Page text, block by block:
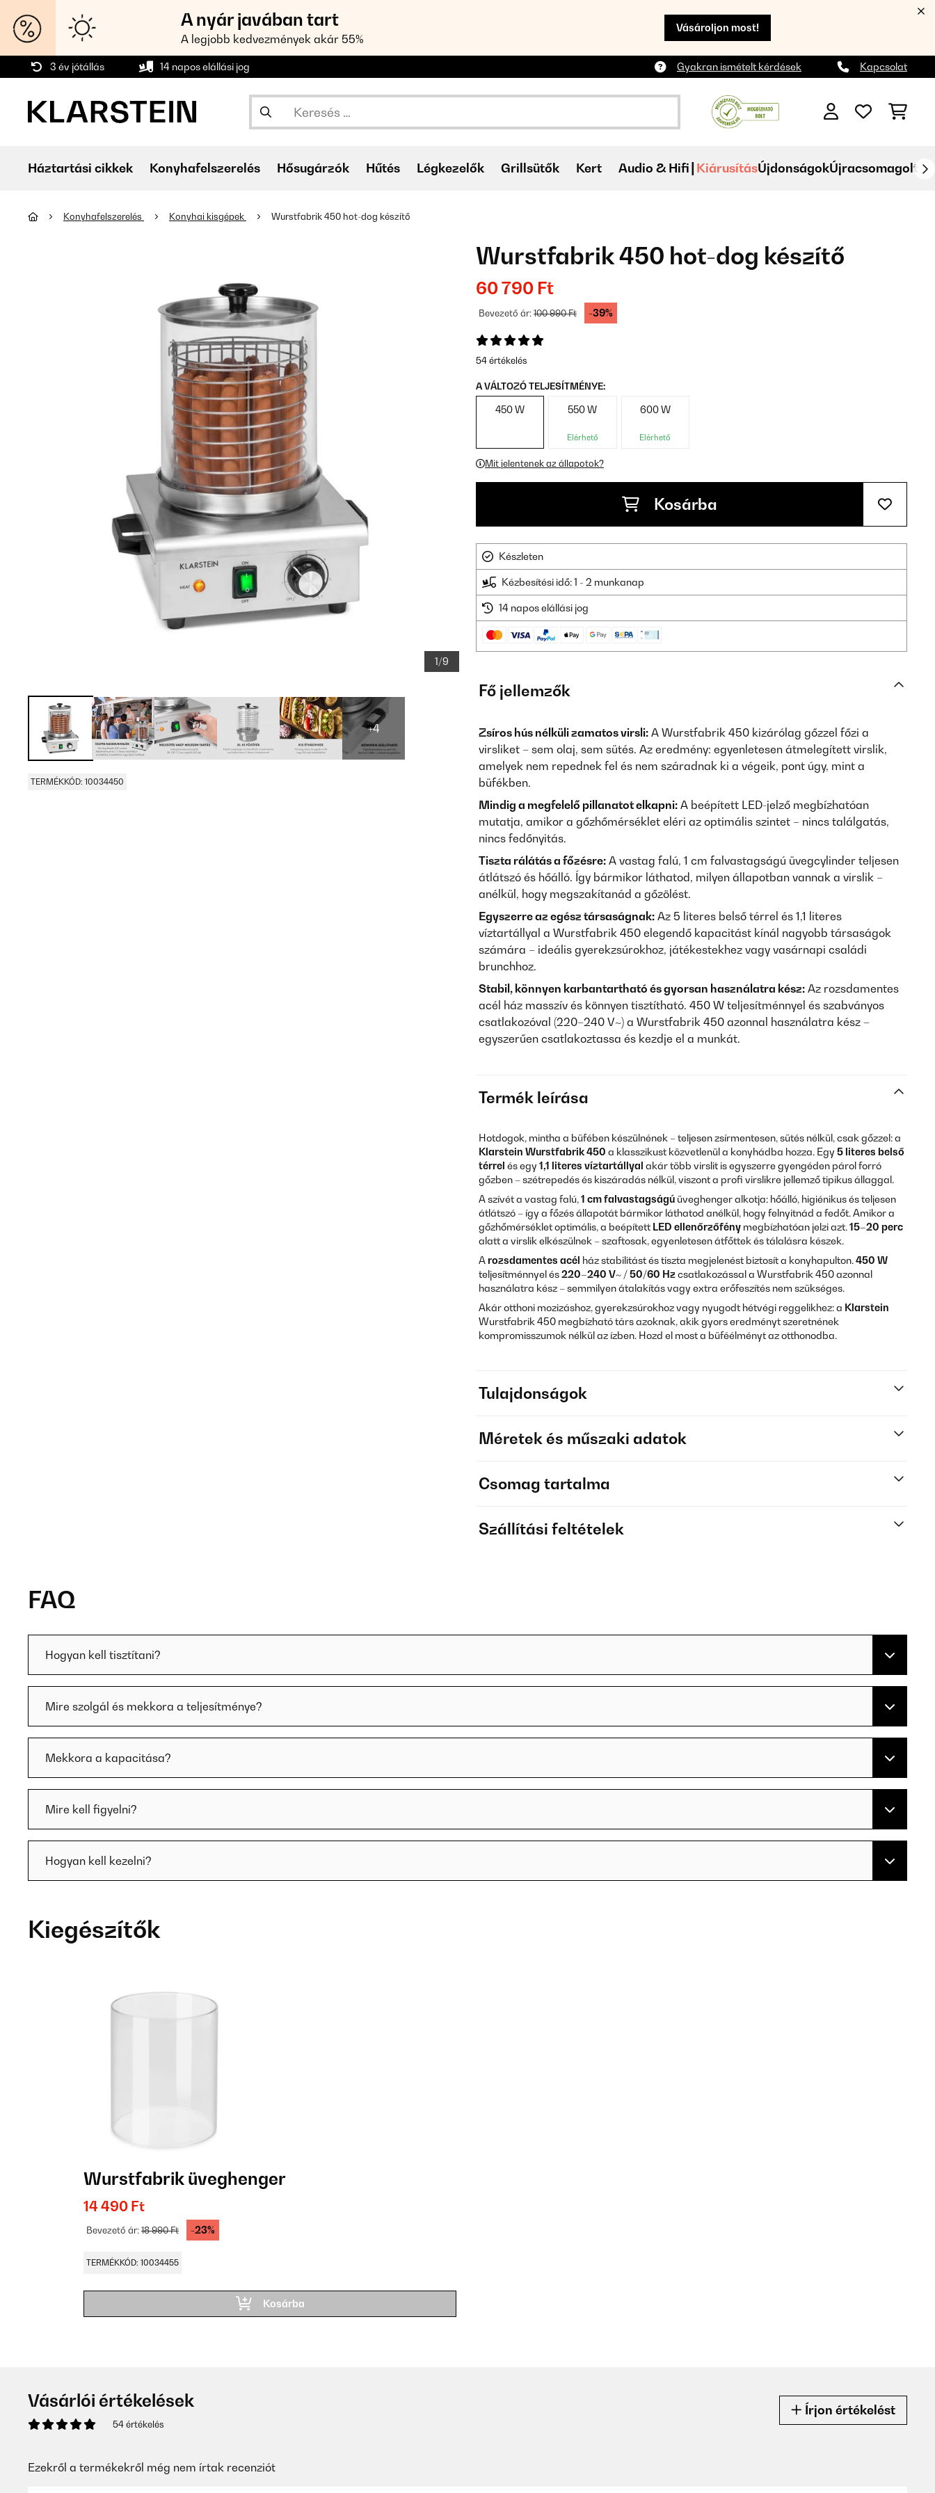
A nyár javában tart
A legjobb kedvezmények akár 55%
Vásároljon most!
3 év jótállás 14 napos elállási jog Gyakran ismételt kérdések Kapcsolat
Háztartási cikkek Konyhafelszerelés Hősugárzók Hűtés Légkezelők Grillsütők Kert Audio & Hifi KiárusításÚjdonságokÚjracsomagolt
Konyhafelszerelés Konyhai kisgépek Wurstfabrik 450 hot-dog készítő
1/9
+4
TERMÉKKÓD: 10034450
Wurstfabrik 450 hot-dog készítő
60 790 Ft
Bevezető ár:100 990 Ft -39%
54 értékelés
A VÁLTOZÓ TELJESÍTMÉNYE:
450 W 550 W
Elérhető
600 W
Elérhető
Mit jelentenek az állapotok?
Kosárba
Készleten
Kézbesítési idő: 1 - 2 munkanap
14 napos elállási jog
Fő jellemzők
Zsíros hús nélküli zamatos virsli: A Wurstfabrik 450 kizárólag gőzzel főzi a
virsliket – sem olaj, sem sütés. Az eredmény: egyenletesen átmelegített virslik,
amelyek nem repednek fel és nem száradnak ki a végeik, pont úgy, mint a
büfékben.
Mindig a megfelelő pillanatot elkapni: A beépített LED-jelző megbízhatóan
mutatja, amikor a gőzhőmérséklet eléri az optimális szintet – nincs találgatás,
nincs fedőnyitás.
Tiszta rálátás a főzésre: A vastag falú, 1 cm falvastagságú üvegcylinder teljesen
átlátszó és hőálló. Így bármikor láthatod, milyen állapotban vannak a virslik –
anélkül, hogy megszakítanád a gőzölést.
Egyszerre az egész társaságnak: Az 5 literes belső térrel és 1,1 literes
víztartállyal a Wurstfabrik 450 elegendő kapacitást kínál nagyobb társaságok
számára – ideális gyerekzsúrokhoz, játékestekhez vagy vasárnapi családi
brunchhoz.
Stabil, könnyen karbantartható és gyorsan használatra kész: Az rozsdamentes
acél ház masszív és könnyen tisztítható. 450 W teljesítménnyel és szabványos
csatlakozóval (220–240 V~) a Wurstfabrik 450 azonnal használatra kész –
egyszerűen csatlakoztassa és kezdje el a munkát.
Termék leírása
Hotdogok, mintha a büfében készülnének – teljesen zsírmentesen, sütés nélkül, csak gőzzel: a
Klarstein Wurstfabrik 450 a klasszikust közvetlenül a konyhádba hozza. Egy 5 literes belső
térrel és egy 1,1 literes víztartállyal akár több virslit is egyszerre gyengéden párol forró
gőzben – szétrepedés és kiszáradás nélkül, viszont a profi virslikre jellemző tipikus állaggal.
A szívét a vastag falú,1 cm falvastagságú üveghenger alkotja: hőálló, higiénikus és teljesen
átlátszó – így a főzés állapotát bármikor láthatod anélkül, hogy felnyitnád a fedőt. Amikor a
gőzhőmérséklet optimális, a beépített LED ellenőrzőfény megbízhatóan jelzi azt.15–20 perc
alatt a virslik elkészülnek – szaftosak, egyenletesen átfőttek és tálalásra készek.
A rozsdamentes acél ház stabilitást és tiszta megjelenést biztosít a konyhapulton.450 W
teljesítménnyel és220–240 V~ / 50/60 Hz csatlakozással a Wurstfabrik 450 azonnal
használatra kész – semmilyen átalakítás vagy extra erőfeszítés nem szükséges.
Akár otthoni mozizáshoz, gyerekzsúrokhoz vagy nyugodt hétvégi reggelikhez: a Klarstein
Wurstfabrik 450 megbízható társ azoknak, akik gyors eredményt szeretnének
kompromisszumok nélkül az ízben. Hozd el most a büféélményt az otthonodba.
Tulajdonságok
Méretek és műszaki adatok
Csomag tartalma
Szállítási feltételek
FAQ
Hogyan kell tisztítani?
Mire szolgál és mekkora a teljesítménye?
Mekkora a kapacitása?
Mire kell figyelni?
Hogyan kell kezelni?
Kiegészítők
Wurstfabrik üveghenger
14 490 Ft
Bevezető ár:18 990 Ft -23%
TERMÉKKÓD: 10034455
Kosárba
Vásárlói értékelések
54 értékelés
Írjon értékelést
Ezekről a termékekről még nem írtak recenziót